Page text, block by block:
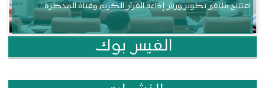
افتتاح ملتقى تطوير ورش إذاعة القرآن الكريم وقناة المحظرة
الفيس بوك